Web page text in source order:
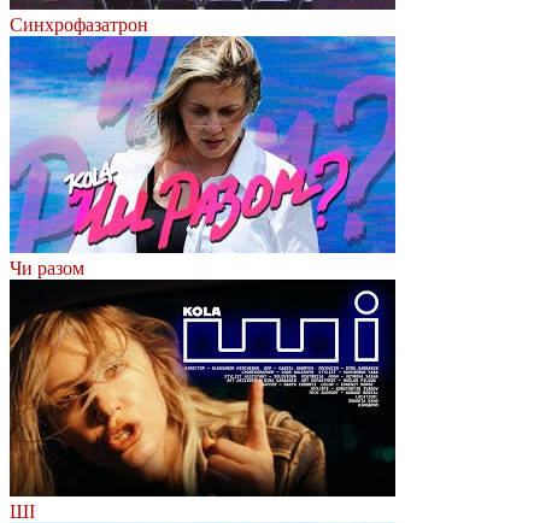
Синхрофазатрон
Чи разом
ШІ